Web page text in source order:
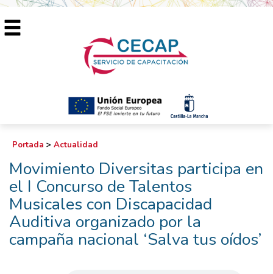
Portada > Actualidad
Movimiento Diversitas participa en
el I Concurso de Talentos
Musicales con Discapacidad
Auditiva organizado por la
campaña nacional ‘Salva tus oídos’